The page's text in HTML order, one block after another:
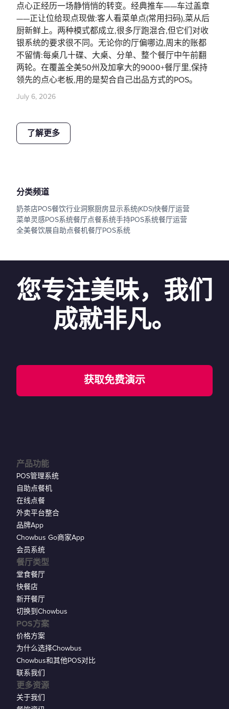
点心正经历一场静悄悄的转变。经典推车——车过盖章
——正让位给现点现做:客人看菜单点(常用扫码),菜从后
厨新鲜上。两种模式都成立,很多厅跑混合,但它们对收
银系统的要求很不同。无论你的厅偏哪边,周末的账都
不留情:每桌几十碟、大桌、分单、整个餐厅中午前翻
两轮。在覆盖全美50州及加拿大的9000+餐厅里,保持
领先的点心老板,用的是契合自己出品方式的POS。
July 6, 2026
了解更多
分类频道
奶茶店POS餐饮行业洞察厨房显示系统(KDS)快餐厅运营
菜单灵感POS系统餐厅点餐系统手持POS系统餐厅运营
全美餐饮展自助点餐机餐厅POS系统
您专注美味，我们
成就非凡。
获取免费演示
产品功能
POS管理系统
自助点餐机
在线点餐
外卖平台整合
品牌App
Chowbus Go商家App
会员系统
餐厅类型
堂食餐厅
快餐店
新开餐厅
切换到Chowbus
POS方案
价格方案
为什么选择Chowbus
Chowbus和其他POS对比
联系我们
更多资源
关于我们